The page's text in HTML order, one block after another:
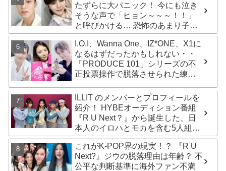
たずらに大パニック！ 今にも泣き
そうな声で「ヒョン～～～！！」
と呼びかける… 恐怖のあまり子供
のように駆け出す姿がかわいい
I.O.I、Wanna One、IZ*ONE、X1に
なるはずだったかもしれない・・
「PRODUCE 101」シリーズの不
正投票操作で脱落させられた練習
ILLIT のメンバーとプロフィールを
紹介！ HYBEオーディション番組
『R U Next？』から誕生した、日
本人のイロハとモカを含む5人組ガ
ールズグループ！ デビュー曲
「Magnetic」がいきなりの大ヒッ
ト
これがK-POP界の現実！？ 『R U
Next?』ジウの脱落理由は年齢？ 不
公平な判断基準に海外ファン不満